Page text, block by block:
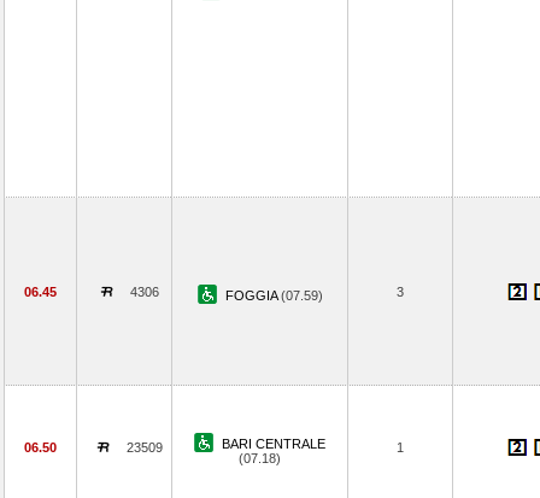
06.45 4306 FOGGIA(07.59) 3
06.50 23509
BARI CENTRALE
(07.18)
1